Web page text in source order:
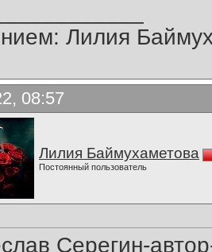
Лилия
08:57
Лилия Баймухаметова
Постоянный пользователь
Серегин-